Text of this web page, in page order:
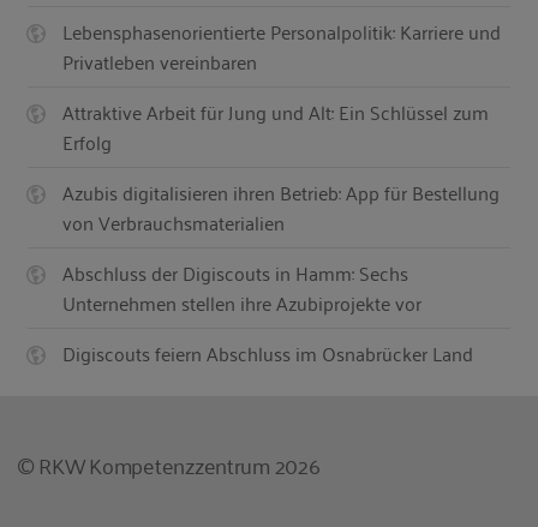
Lebensphasenorientierte Personalpolitik: Karriere und
Privatleben vereinbaren
Attraktive Arbeit für Jung und Alt: Ein Schlüssel zum
Erfolg
Azubis digitalisieren ihren Betrieb: App für Bestellung
von Verbrauchsmaterialien
Abschluss der Digiscouts in Hamm: Sechs
Unternehmen stellen ihre Azubiprojekte vor
Digiscouts feiern Abschluss im Osnabrücker Land
© RKW Kompetenzzentrum 2026